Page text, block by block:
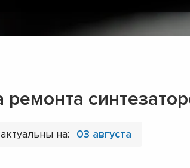
ремонта
на: 03 августа